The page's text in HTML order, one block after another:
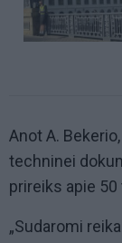
Anot A.
techninei
prireiks apie
„Sudaromi